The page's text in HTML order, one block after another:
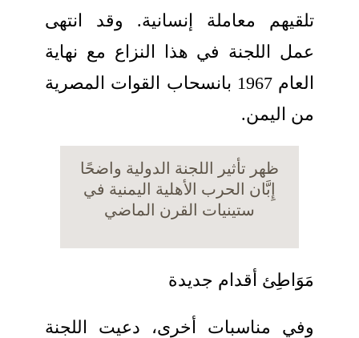
تلقيهم معاملة إنسانية. وقد انتهى
عمل اللجنة في هذا النزاع مع نهاية
العام 1967 بانسحاب القوات المصرية
من اليمن.
ظهر تأثير اللجنة الدولية واضحًا
إِبَّان الحرب الأهلية اليمنية في
ستينيات القرن الماضي
مَوَاطِئ أقدام جديدة
وفي مناسبات أخرى، دعيت اللجنة